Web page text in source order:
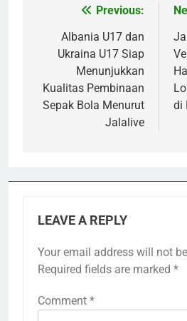
navigation
Previous:
Albania U17 dan
Ukraina U17 Siap
Menunjukkan
Kualitas Pembinaan
Sepak Bola Menurut
Jalalive
di
LEAVE A REPLY
Your email address will not
Required fields are marked *
Comment *